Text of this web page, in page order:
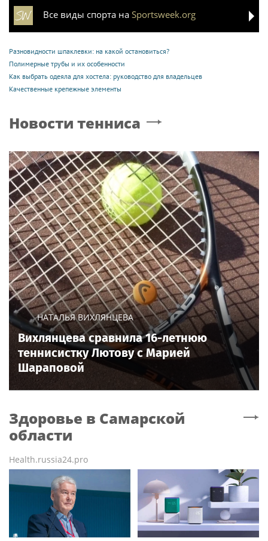
Все виды спорта на Sportsweek.org
Разновидности шпаклевки: на какой остановиться?
Полимерные трубы и их особенности
Как выбрать одеяла для хостела: руководство для владельцев
Качественные крепежные элементы
Новости тенниса
НАТАЛЬЯ ВИХЛЯНЦЕВА
Вихлянцева сравнила 16-летнюю
теннисистку Лютову с Марией
Шараповой
Здоровье в Самарской
области
Health.russia24.pro